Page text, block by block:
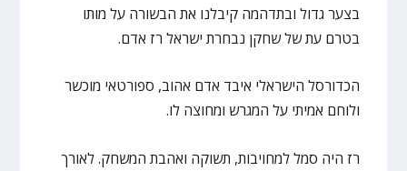
בצער גדול ובתדהמה קיבלנו את הבשורה על מותו
בטרם עת של שחקן נבחרת ישראל רז אדם.
הכדורסל הישראלי איבד אדם אהוב, ספורטאי מוכשר
ולוחם אמיתי על המגרש ומחוצה לו.
רז היה סמל למחויבות, תשוקה ואהבת המשחק. לאורך